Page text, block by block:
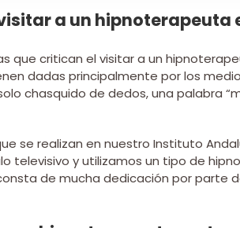
a un hipnoterapeuta
que critican el visitar a un
dadas principalmente por los
chasquido de dedos, una palabra
se realizan en nuestro Instituto
televisivo y utilizamos un tipo de
de mucha dedicación por parte